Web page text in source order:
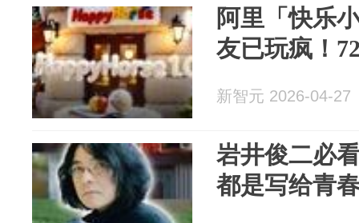
阿里「快乐
友已玩疯！
新智元 2026-04-27
岩井俊二必
都是写给青